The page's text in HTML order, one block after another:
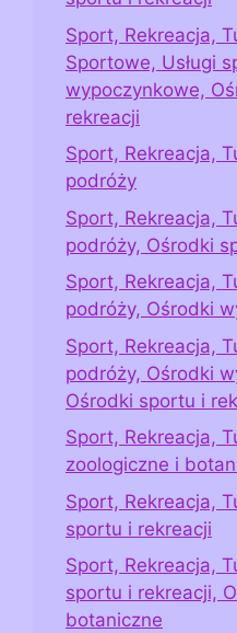
Sport, Rekreacja,
Sportowe, Usługi
wypoczynkowe,
rekreacji
Sport, Rekreacja,
podróży
Sport, Rekreacja,
podróży, Ośrodki
Sport, Rekreacja,
podróży, Ośrodki
Sport, Rekreacja,
podróży, Ośrodki
Ośrodki sportu i
Sport, Rekreacja,
zoologiczne i
Sport, Rekreacja,
sportu i rekreacji
Sport, Rekreacja,
sportu i rekreacji,
botaniczne